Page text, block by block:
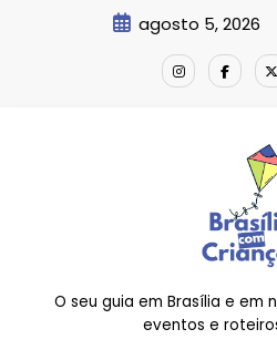
agosto 5, 2026
O seu guia em Brasília e em
eventos e